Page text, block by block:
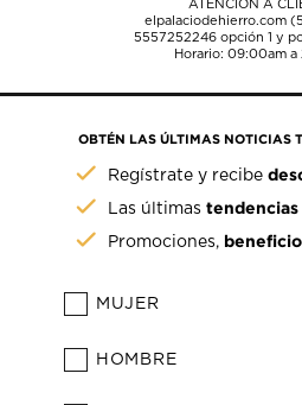
ATENCIÓN A
elpalaciodehierro.com
5557252246opción 1 y
Horario: 09:00am a
OBTÉN LAS ÚLTIMAS NOTICIAS
Regístrate y recibe
Las últimastendencias
Promociones,
MUJER
HOMBRE